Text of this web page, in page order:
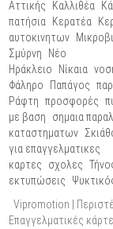
Αττικής
Καλλιθέα
πατήσια
Κερατέα
αυτοκινητων
Σμύρνη
Νέο
Ηράκλειο
Νίκαια
Φάληρο
Παπάγος
Ράφτη προσφορές
με βαση
σημαια
καταστηματων
για επαγγελματικες
καρτες
σχολες
εκτυπώσεις
Vipromotion |
Επαγγελματικές